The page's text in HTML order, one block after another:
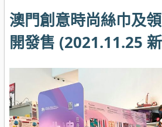
澳門創意時尚絲巾及
開發售 (2021.11.25